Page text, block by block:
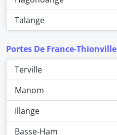
Talange
Portes De France-Thionville
Terville
Manom
Illange
Basse-Ham